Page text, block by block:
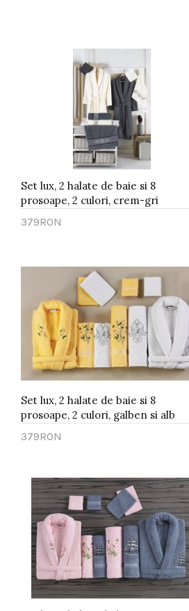
Set lux, 2 halate de baie si 8
prosoape, 2 culori, crem-gri
379RON
Set lux, 2 halate de baie si 8
prosoape, 2 culori, galben si alb
379RON